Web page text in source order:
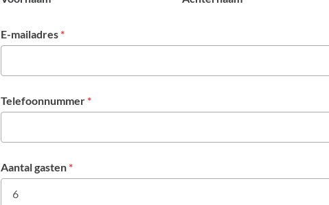
E-mailadres *
Telefoonnummer *
Aantal gasten *